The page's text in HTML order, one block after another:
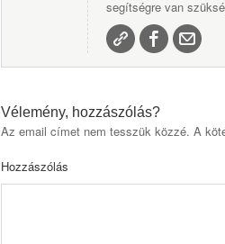
segítségre van
Vélemény, hozzászólás?
Az email címet nem tesszük közzé. A
Hozzászólás